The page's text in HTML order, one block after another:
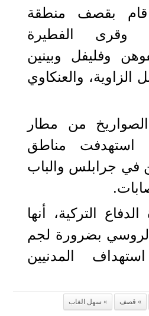
قام بقصف منطقة
وقرى الفطيرة
وفليفل وبينين
والعنكاوي
من مطار
مناطق
في جرابلس والباب
التركية، أنها
بضرورة لجم
المدنيين
قصف
سهل الغاب